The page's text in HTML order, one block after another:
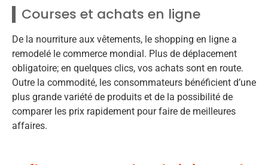
Courses et achats en ligne
De la nourriture aux vêtements, le shopping en ligne a
remodelé le commerce mondial. Plus de déplacement
obligatoire; en quelques clics, vos achats sont en route.
Outre la commodité, les consommateurs bénéficient d’une
plus grande variété de produits et de la possibilité de
comparer les prix rapidement pour faire de meilleures
affaires.